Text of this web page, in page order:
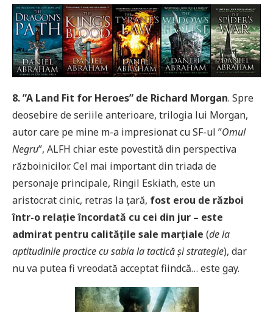
8. ”A Land Fit for Heroes” de Richard Morgan. Spre
deosebire de seriile anterioare, trilogia lui Morgan,
autor care pe mine m-a impresionat cu SF-ul ”Omul
Negru”, ALFH chiar este povestită din perspectiva
războinicilor. Cel mai important din triada de
personaje principale, Ringil Eskiath, este un
aristocrat cinic, retras la țară, fost erou de război
într-o relațieîncordată cu cei din jur – este
admirat pentru calitățile sale marțiale (de la
aptitudinile practice cu sabia la tactică și strategie), dar
nu va putea fi vreodată acceptat fiindcă… este gay.